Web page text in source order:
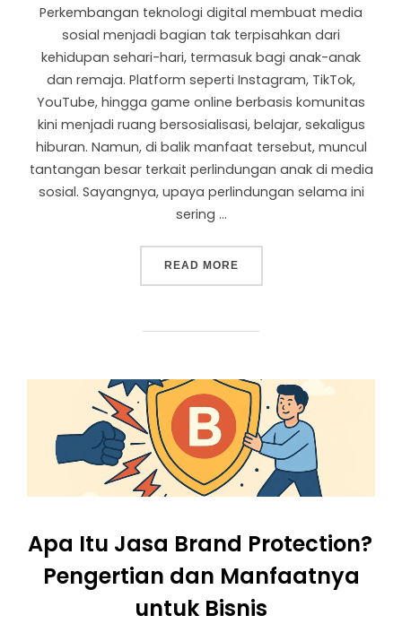
Perkembangan teknologi digital membuat media
sosial menjadi bagian tak terpisahkan dari
kehidupan sehari-hari, termasuk bagi anak-anak
dan remaja. Platform seperti Instagram, TikTok,
YouTube, hingga game online berbasis komunitas
kini menjadi ruang bersosialisasi, belajar, sekaligus
hiburan. Namun, di balik manfaat tersebut, muncul
tantangan besar terkait perlindungan anak di media
sosial. Sayangnya, upaya perlindungan selama ini
sering …
READ MORE
Apa Itu Jasa Brand Protection?
Pengertian dan Manfaatnya
untuk Bisnis